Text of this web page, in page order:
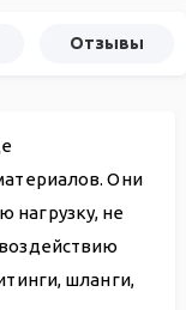
Отзывы
Они
не
шланги,